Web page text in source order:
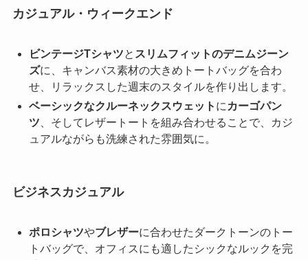
カジュアル・ウィークエンド
ビンテージTシャツと スリムフィットのデニムジーン
ズに、キャンバス素材の大きめトートバッグを合わ
せ、リラックスした週末のスタイルを作り出します。
ベーシックなクルーネックスウェット にカーゴパン
ツ、そしてレザートートを組み合わせることで、カジ
ュアルながらも洗練された雰囲気に。
ビジネスカジュアル
ポロシャツやブレザーに合わせたダークトーンのトー
トバッグで、オフィスにも適したシックなルックを完